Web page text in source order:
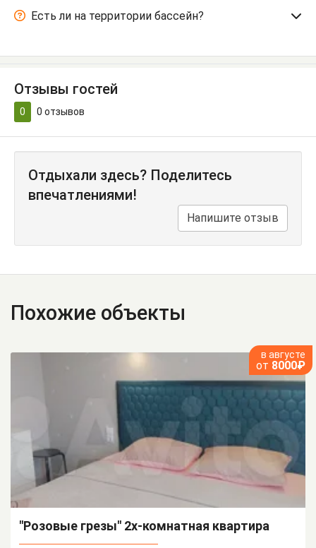
Есть ли на территории бассейн?
Отзывы гостей
0 0 отзывов
Отдыхали здесь? Поделитесь
впечатлениями!
Напишите отзыв
Похожие объекты
в августе
от 8000₽
"Розовые грезы" 2х-комнатная квартира